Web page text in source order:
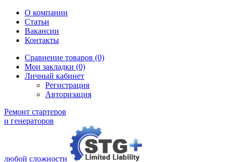
О компании
Статьи
Вакансии
Контакты
Сравнение товаров (0)
Мои закладки (0)
Личный кабинет
Регистрация
Авторизация
Ремонт стартеров
и генераторов
любой сложности